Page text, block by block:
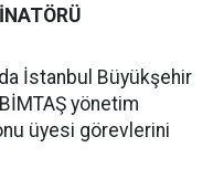
İstanbul Büyükşehir
yönetim
üyesi görevlerini